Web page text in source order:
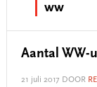
ww
Aantal WW-
21 juli 2017 DOOR